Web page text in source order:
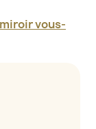
vous-